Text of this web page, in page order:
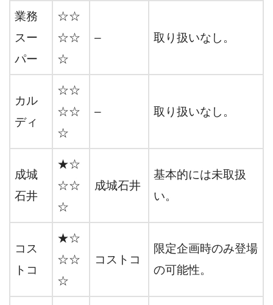
業務
スー
パー
☆☆
☆☆
☆
– 取り扱いなし。
カル
ディ
☆☆
☆☆
☆
– 取り扱いなし。
成城
石井
★☆
☆☆
☆
成城石井
基本的には未取扱
い。
コス
トコ
★☆
☆☆
☆
コストコ
限定企画時のみ登場
の可能性。